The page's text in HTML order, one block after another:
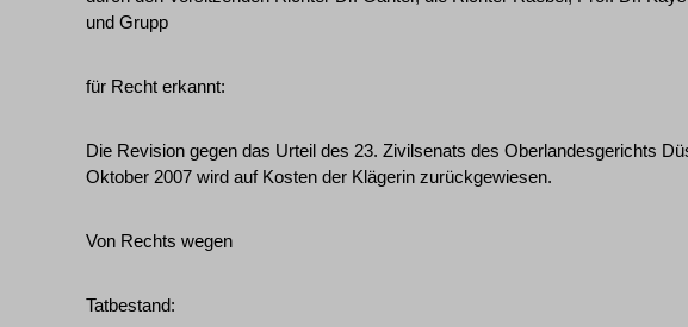
und Grupp
für Recht erkannt:
Die Revision gegen das Urteil des 23. Zivilsenats des Oberlandesgerichts
Oktober 2007 wird auf Kosten der Klägerin zurückgewiesen.
Von Rechts wegen
Tatbestand: